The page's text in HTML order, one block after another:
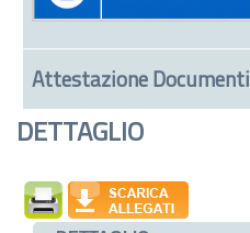
Attestazione Documenti
DETTAGLIO